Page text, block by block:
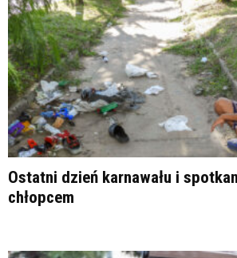
Ostatni dzień karnawału i
chłopcem